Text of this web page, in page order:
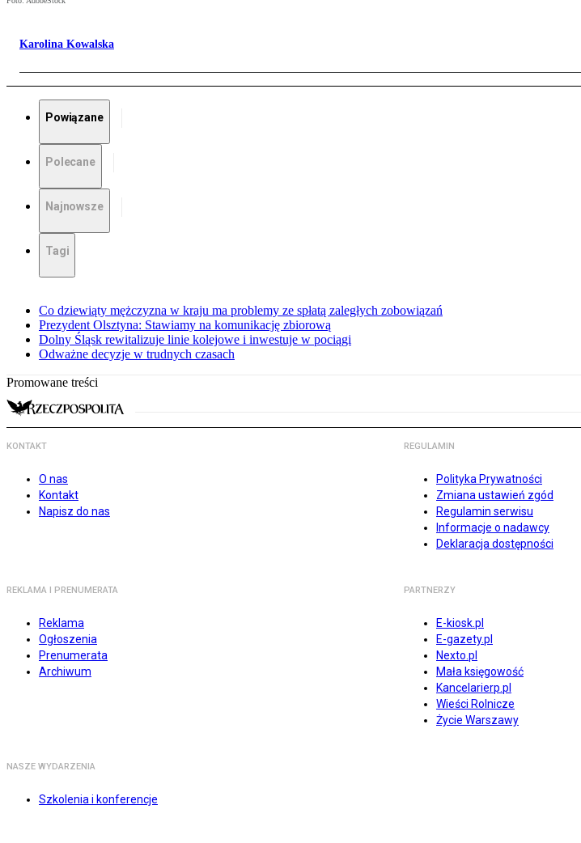
Karolina Kowalska
Powiązane
Polecane
Najnowsze
Tagi
Co dziewiąty mężczyzna w kraju ma problemy ze spłatą zaległych zobowiązań
Prezydent Olsztyna: Stawiamy na komunikację zbiorową
Dolny Śląsk rewitalizuje linie kolejowe i inwestuje w pociągi
Odważne decyzje w trudnych czasach
Promowane treści
KONTAKT
O nas
Kontakt
Napisz do nas
REGULAMIN
Polityka Prywatności
Zmiana ustawień zgód
Regulamin serwisu
Informacje o nadawcy
Deklaracja dostępności
REKLAMA I PRENUMERATA
Reklama
Ogłoszenia
Prenumerata
Archiwum
PARTNERZY
E-kiosk.pl
E-gazety.pl
Nexto.pl
Mała księgowość
Kancelarierp.pl
Wieści Rolnicze
Życie Warszawy
NASZE WYDARZENIA
Szkolenia i konferencje